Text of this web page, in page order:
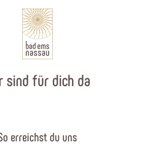
sind für dich da
erreichst du uns